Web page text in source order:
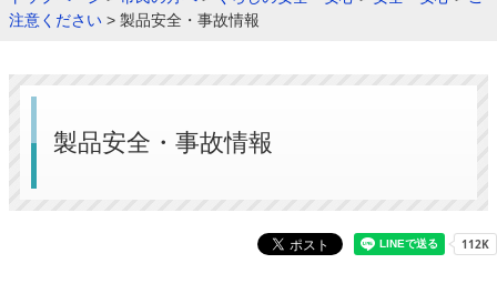
注意ください > 製品安全・事故情報
製品安全・事故情報